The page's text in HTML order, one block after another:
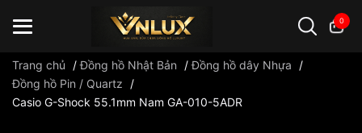
0
Đồng hồ casio đồng hồ G-Shock đồng hồ Orient
Trang chủ /Đồng hồ Nhật Bản /Đồng hồ dây Nhựa
/
Đồng hồ Pin / Quartz
/
Casio G-Shock 55.1mm Nam GA-010-5ADR